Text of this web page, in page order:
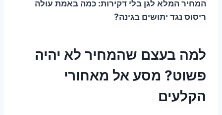
המחיר המלא לגן בלי דקירות: כמה באמת עולה
ריסוס נגד יתושים בגינה?
למה בעצם שהמחיר לא יהיה
פשוט? מסע אל מאחורי
הקלעים